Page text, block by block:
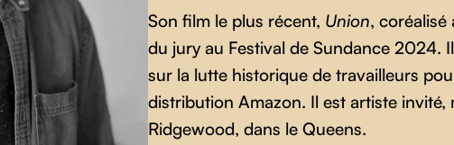
Son film le plus récent, Union, coréalisé
du jury au Festival de Sundance 2024.
sur la lutte historique de travailleurs
distribution Amazon. Il est artiste invité,
Ridgewood, dans le Queens.